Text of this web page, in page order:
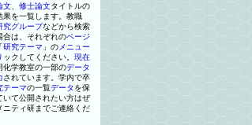
文、 修士論文タイトルの
果を一覧します。 教職
究グループなどから検索
合は、 それぞれのページ
「研究テーマ 」 のメニュー
ック してください。 現在
化学教室の一部のデータ
されています。 学内で卒
テーマの一覧データを保
いて公開されたい方はぜ
ニティ研までご連絡くだ